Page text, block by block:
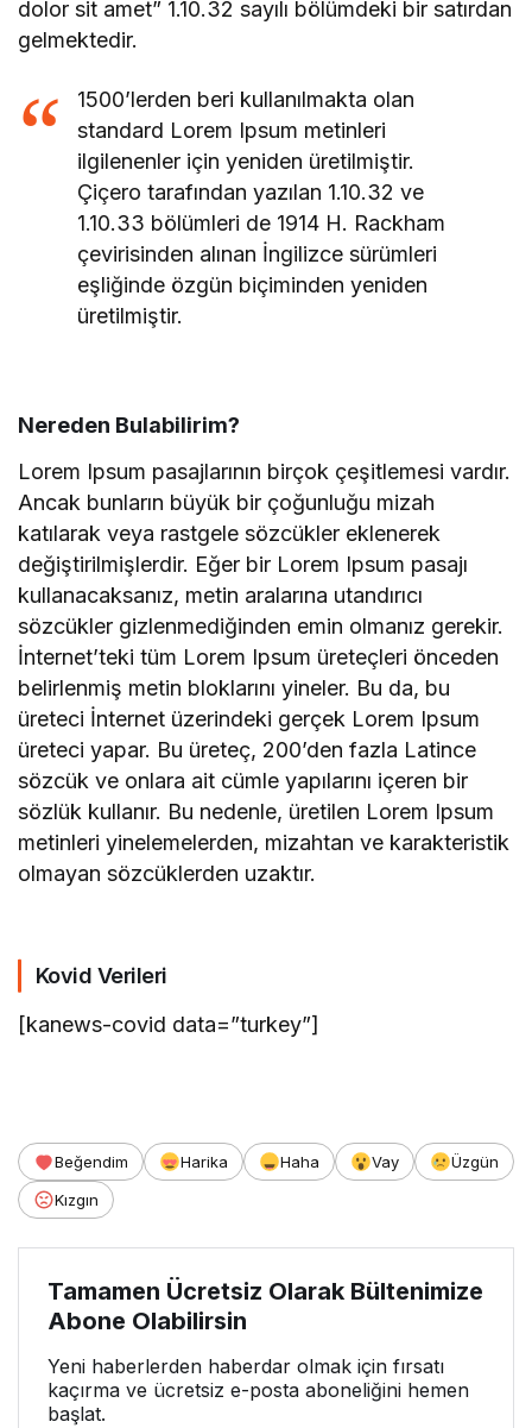
dolor sit amet” 1.10.32 sayılı bölümdeki bir satırdan
gelmektedir.
1500’lerden beri kullanılmakta olan
standard Lorem Ipsum metinleri
ilgilenenler için yeniden üretilmiştir.
Çiçero tarafından yazılan 1.10.32 ve
1.10.33 bölümleri de 1914 H. Rackham
çevirisinden alınan İngilizce sürümleri
eşliğinde özgün biçiminden yeniden
üretilmiştir.
Nereden Bulabilirim?
Lorem Ipsum pasajlarının birçok çeşitlemesi vardır.
Ancak bunların büyük bir çoğunluğu mizah
katılarak veya rastgele sözcükler eklenerek
değiştirilmişlerdir. Eğer bir Lorem Ipsum pasajı
kullanacaksanız, metin aralarına utandırıcı
sözcükler gizlenmediğinden emin olmanız gerekir.
İnternet’teki tüm Lorem Ipsum üreteçleri önceden
belirlenmiş metin bloklarını yineler. Bu da, bu
üreteci İnternet üzerindeki gerçek Lorem Ipsum
üreteci yapar. Bu üreteç, 200’den fazla Latince
sözcük ve onlara ait cümle yapılarını içeren bir
sözlük kullanır. Bu nedenle, üretilen Lorem Ipsum
metinleri yinelemelerden, mizahtan ve karakteristik
olmayan sözcüklerden uzaktır.
Kovid Verileri
[kanews-covid data=”turkey”]
Beğendim Harika Haha Vay
Üzgün
Kızgın
Tamamen Ücretsiz Olarak Bültenimize
Abone Olabilirsin
Yeni haberlerden haberdar olmak için fırsatı
kaçırma ve ücretsiz e-posta aboneliğini hemen
başlat.